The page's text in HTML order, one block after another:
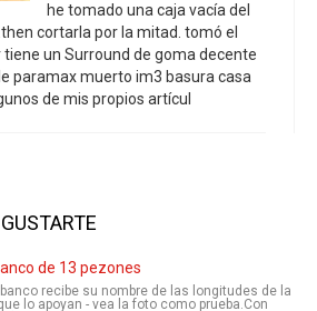
he tomado una caja vacía del
cortarla por la mitad. tomó el
un Surround de goma decente
paramax muerto im3 basura casa
de mis propios artícul
de 13 pezones
recibe su nombre de las longitudes de la
lo apoyan - vea la foto como prueba.Con